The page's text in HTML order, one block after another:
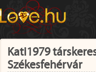
Kati1979
Székesfehérvár